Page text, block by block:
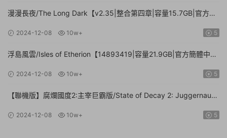
漫漫長夜/The Long Dark【v2.35|整合第四章|容量15.7GB|官方簡
2024-12-08 10w+ 5
浮島風雲/Isles of Etherion【14893419|容量21.9GB|官方簡體中
2024-12-08 10w+ 5
【聯機版】腐爛國度2:主宰巨霸版/State of Decay 2: Juggernaut
2024-12-08 10w+ 5